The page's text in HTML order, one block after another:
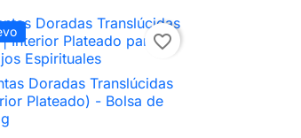
favorite_border
 Vista rápida
Doradas Translúcidas
Plateado) - Bolsa de